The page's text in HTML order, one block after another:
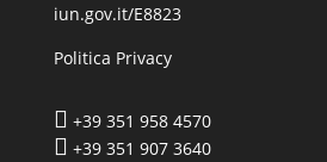
iun.gov.it/E8823
Politica Privacy
 +39 351 958 4570
 +39 351 907 3640